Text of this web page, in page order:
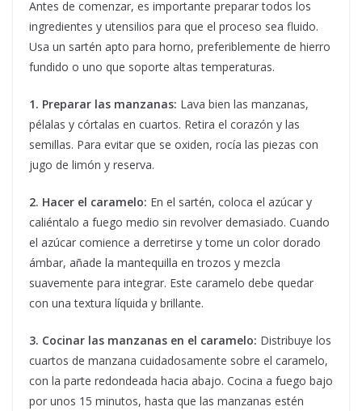
Antes de comenzar, es importante preparar todos los
ingredientes y utensilios para que el proceso sea fluido.
Usa un sartén apto para horno, preferiblemente de hierro
fundido o uno que soporte altas temperaturas.
1. Preparar las manzanas: Lava bien las manzanas,
pélalas y córtalas en cuartos. Retira el corazón y las
semillas. Para evitar que se oxiden, rocía las piezas con
jugo de limón y reserva.
2. Hacer el caramelo: En el sartén, coloca el azúcar y
caliéntalo a fuego medio sin revolver demasiado. Cuando
el azúcar comience a derretirse y tome un color dorado
ámbar, añade la mantequilla en trozos y mezcla
suavemente para integrar. Este caramelo debe quedar
con una textura líquida y brillante.
3. Cocinar las manzanas en el caramelo: Distribuye los
cuartos de manzana cuidadosamente sobre el caramelo,
con la parte redondeada hacia abajo. Cocina a fuego bajo
por unos 15 minutos, hasta que las manzanas estén